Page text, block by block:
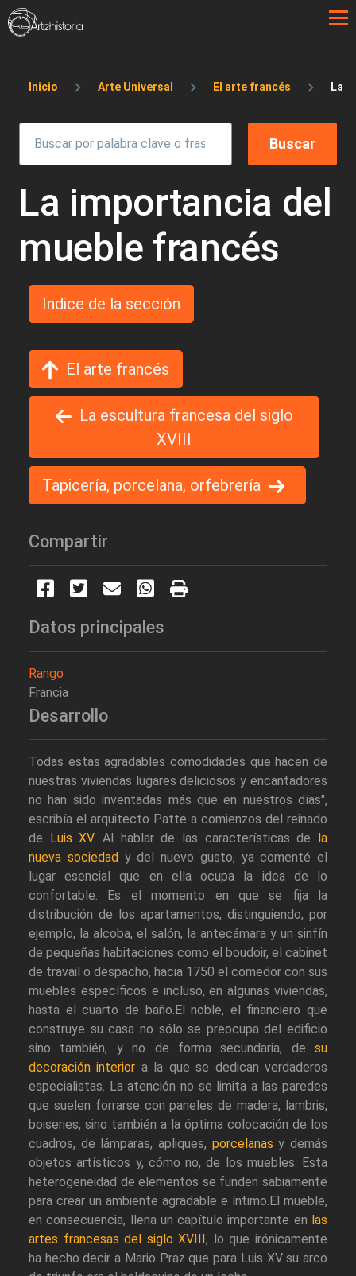
Pasar al contenido principal
Sobrescribir enlaces de ayuda a la
Inicio Arte Universal El arte francés La
La importancia del
mueble francés
Indice de la sección
El arte francés
La escultura francesa del siglo
XVIII
Tapicería, porcelana, orfebrería
Compartir
Datos principales
Rango
Francia
Desarrollo
Todas estas agradables comodidades que hacen de
nuestras viviendas lugares deliciosos y encantadores
no han sido inventadas más que en nuestros días",
escribía el arquitecto Patte a comienzos del reinado
de
Luis XV. Al hablar de las características de
la
nueva sociedad y del nuevo gusto, ya comenté el
lugar esencial que en ella ocupa la idea de lo
confortable. Es el momento en que se fija la
distribución de los apartamentos, distinguiendo, por
ejemplo, la alcoba, el salón, la antecámara y un sinfín
de pequeñas habitaciones como el boudoir, el cabinet
de travail o despacho, hacia 1750 el comedor con sus
muebles específicos e incluso, en algunas viviendas,
hasta el cuarto de baño.El noble, el financiero que
construye su casa no sólo se preocupa del edificio
sino también, y no de forma secundaria, de su
decoración interior a la que se dedican verdaderos
especialistas. La atención no se limita a las paredes
que suelen forrarse con paneles de madera, lambris,
boiseries, sino también a la óptima colocación de los
cuadros, de lámparas, apliques, porcelanas y demás
objetos artísticos y, cómo no, de los muebles. Esta
heterogeneidad de elementos se funden sabiamente
para crear un ambiente agradable e íntimo.El mueble,
en consecuencia, llena un capítulo importante en las
artes francesas del siglo XVIII, lo que irónicamente
ha hecho decir a Mario Praz que para Luis XV su arco